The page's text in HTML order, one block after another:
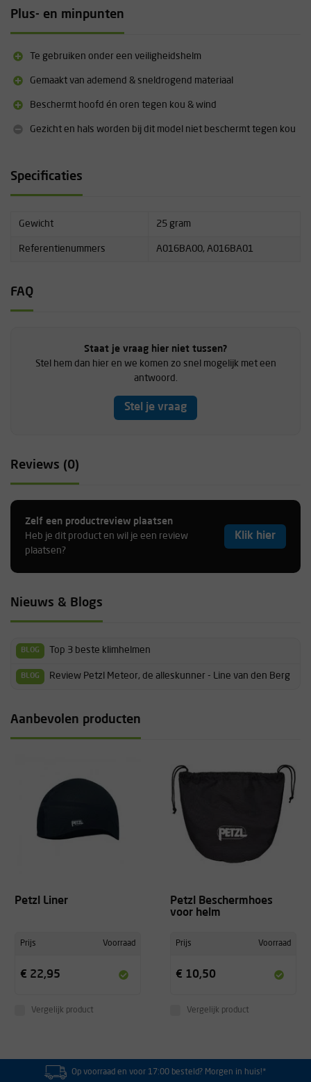
Plus- en minpunten
Te gebruiken onder een veiligheidshelm
Gemaakt van ademend & sneldrogend materiaal
Beschermt hoofd én oren tegen kou & wind
Gezicht en hals worden bij dit model niet beschermt tegen kou
Specificaties
Gewicht 25 gram
Referentienummers A016BA00, A016BA01
FAQ
Staat je vraag hier niet tussen?
Stel hem dan hier en we komen zo snel mogelijk met een
antwoord.
Stel je vraag
Reviews (0)
Zelf een productreview plaatsen
Heb je dit product en wil je een review
plaatsen?
Klik hier
Nieuws & Blogs
BLOG Top 3 beste klimhelmen
BLOG Review Petzl Meteor, de alleskunner - Line van den Berg
Aanbevolen producten
Petzl Liner
Prijs Voorraad
€ 22,95
Vergelijk product
Petzl Beschermhoes
voor helm
Prijs Voorraad
€ 10,50
Vergelijk product
Op voorraad en voor 17:00 besteld? Morgen in huis!*